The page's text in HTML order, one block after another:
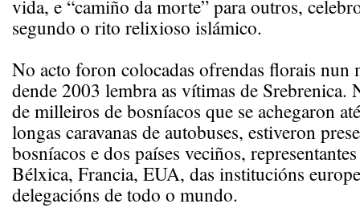
vida, e “camiño da morte” para outros,
segundo o rito relixioso islámico.
No acto foron colocadas ofrendas florais nun
dende 2003 lembra as vítimas de Srebrenica.
de milleiros de bosníacos que se achegaron
longas caravanas de autobuses, estiveron
bosníacos e dos países veciños,
Bélxica, Francia, EUA, das institucións
delegacións de todo o mundo.